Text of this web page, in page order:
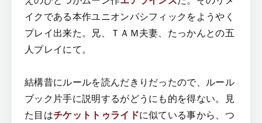
イクである本作ユニオンパシフィックをようやく
プレイ出来た。兄、ＴＡＭ夫妻、たっかんとの五
人プレイにて。
結構昔にルールを読んだきりだったので、ルール
ブック片手に説明するがどうにも的を得ない。見
た目はチケットトゥライドに似ている事から、つ